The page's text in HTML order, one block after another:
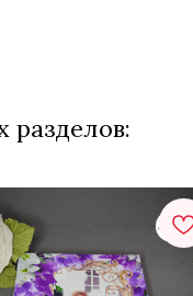
разделов: